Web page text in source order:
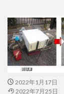
2022年1月17日
2022年7月25日